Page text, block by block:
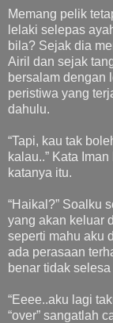
Memang pelik
lelaki selepas
bila? Sejak dia
Airil dan sejak
bersalam dengan
peristiwa yang
dahulu.
“Tapi, kau tak
kalau..” Kata
katanya itu.
“Haikal?” Soalku
yang akan keluar
seperti mahu aku
ada perasaan
benar tidak
“Eeee..aku lagi
“over” sangatlah